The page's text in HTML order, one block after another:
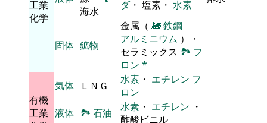
工業
化学
海水
ダ・ 塩素・ 水素
固体 鉱物
金属（ 🚂鉄鋼
アルミニウム ）・
セラミックス 🏞 フ
ロン *
有機
工業
気体 ＬＮＧ 水素 ・ エチレン フ
ロン
液体 🏞 石油 水素 ・ エチレン ・
酢酸ビニル